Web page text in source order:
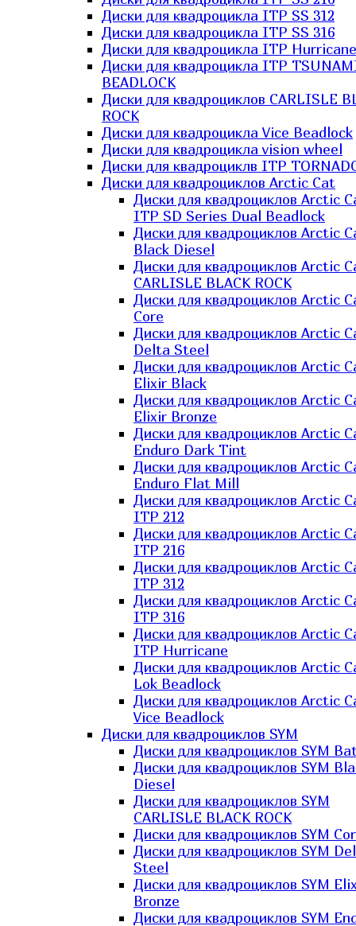
Диски для квадроцикла ITP SS 312
Диски для квадроцикла ITP SS 316
Диски для квадроцикла ITP Hurricane
Диски для квадроцикла ITP
BEADLOCK
Диски для квадроциклов CARLISLE
ROCK
Диски для квадроцикла Vice Beadlock
Диски для квадроцикла vision wheel
Диски для квадроциклв ITP
Диски для квадроциклов Arctic Cat
Диски для квадроциклов Arctic
ITP SD Series Dual Beadlock
Диски для квадроциклов Arctic
Black Diesel
Диски для квадроциклов Arctic
CARLISLE BLACK ROCK
Диски для квадроциклов Arctic
Core
Диски для квадроциклов Arctic
Delta Steel
Диски для квадроциклов Arctic
Elixir Black
Диски для квадроциклов Arctic
Elixir Bronze
Диски для квадроциклов Arctic
Enduro Dark Tint
Диски для квадроциклов Arctic
Enduro Flat Mill
Диски для квадроциклов Arctic
ITP 212
Диски для квадроциклов Arctic
ITP 216
Диски для квадроциклов Arctic
ITP 312
Диски для квадроциклов Arctic
ITP 316
Диски для квадроциклов Arctic
ITP Hurricane
Диски для квадроциклов Arctic
Lok Beadlock
Диски для квадроциклов Arctic
Vice Beadlock
Диски для квадроциклов SYM
Диски для квадроциклов SYM
Диски для квадроциклов SYM
Diesel
Диски для квадроциклов SYM
CARLISLE BLACK ROCK
Диски для квадроциклов SYM
Диски для квадроциклов SYM
Steel
Диски для квадроциклов SYM
Bronze
Диски для квадроциклов SYM